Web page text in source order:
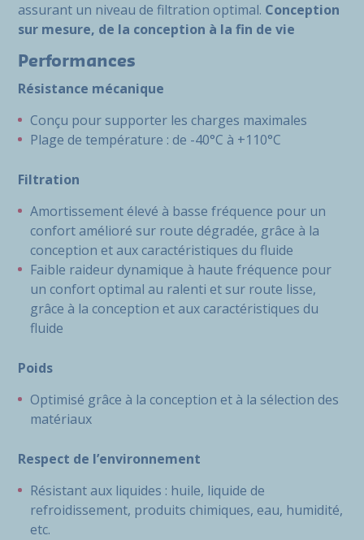
assurant un niveau de filtration optimal. Conception
sur mesure, de la conception à la fin de vie
Performances
Résistance mécanique
Conçu pour supporter les charges maximales
Plage de température : de -40°C à +110°C
Filtration
Amortissement élevé à basse fréquence pour un
confort amélioré sur route dégradée, grâce à la
conception et aux caractéristiques du fluide
Faible raideur dynamique à haute fréquence pour
un confort optimal au ralenti et sur route lisse,
grâce à la conception et aux caractéristiques du
fluide
Poids
Optimisé grâce à la conception et à la sélection des
matériaux
Respect de l’environnement
Résistant aux liquides : huile, liquide de
refroidissement, produits chimiques, eau, humidité,
etc.